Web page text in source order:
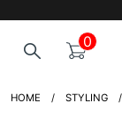
0
HOME STYLING